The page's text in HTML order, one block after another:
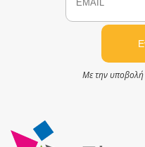
Με την υποβολή